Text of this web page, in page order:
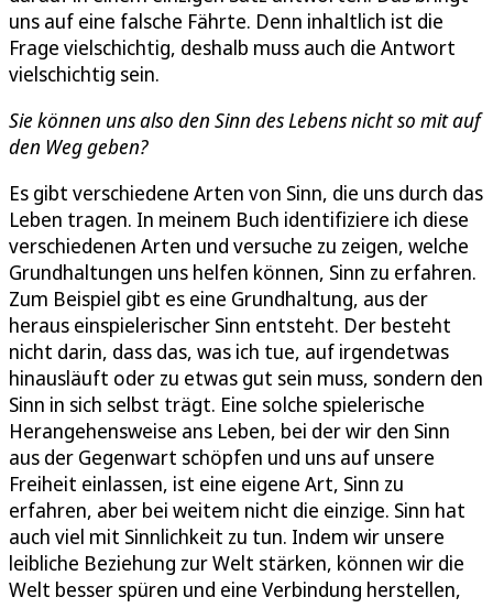
uns auf eine falsche Fährte. Denn inhaltlich ist die
Frage vielschichtig, deshalb muss auch die Antwort
vielschichtig sein.
Sie können uns also den Sinn des Lebens nicht so mit auf
den Weg geben?
Es gibt verschiedene Arten von Sinn, die uns durch das
Leben tragen. In meinem Buch identifiziere ich diese
verschiedenen Arten und versuche zu zeigen, welche
Grundhaltungen uns helfen können, Sinn zu erfahren.
Zum Beispiel gibt es eine Grundhaltung, aus der
heraus einspielerischer Sinn entsteht. Der besteht
nicht darin, dass das, was ich tue, auf irgendetwas
hinausläuft oder zu etwas gut sein muss, sondern den
Sinn in sich selbst trägt. Eine solche spielerische
Herangehensweise ans Leben, bei der wir den Sinn
aus der Gegenwart schöpfen und uns auf unsere
Freiheit einlassen, ist eine eigene Art, Sinn zu
erfahren, aber bei weitem nicht die einzige. Sinn hat
auch viel mit Sinnlichkeit zu tun. Indem wir unsere
leibliche Beziehung zur Welt stärken, können wir die
Welt besser spüren und eine Verbindung herstellen,